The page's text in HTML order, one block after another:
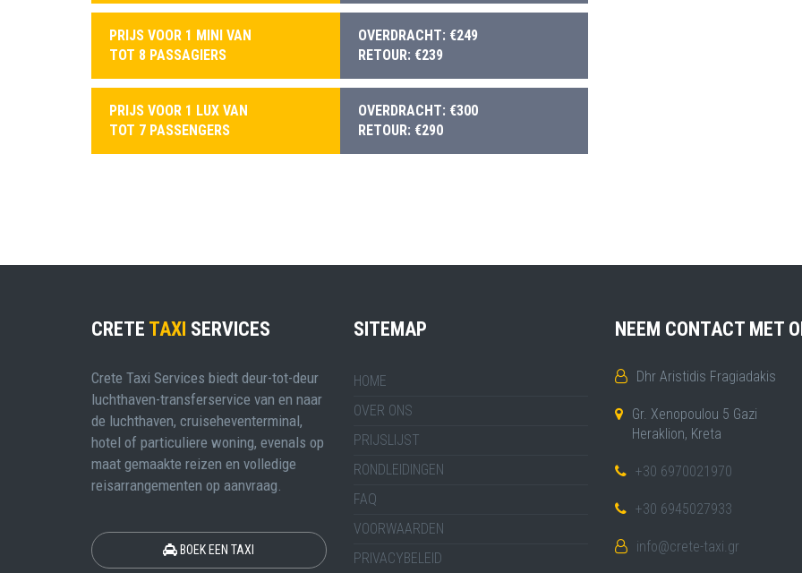
PRIJS VOOR 1 MINI VAN
TOT 8 PASSAGIERS
OVERDRACHT: €249
RETOUR: €239
PRIJS VOOR 1 LUX VAN
TOT 7 PASSENGERS
OVERDRACHT: €300
RETOUR: €290
CRETE TAXI SERVICES
Crete Taxi Services biedt deur-tot-deur
luchthaven-transferservice van en naar
de luchthaven, cruiseheventerminal,
hotel of particuliere woning, evenals op
maat gemaakte reizen en volledige
reisarrangementen op aanvraag.
BOEK EEN TAXI
SITEMAP
HOME
OVER ONS
PRIJSLIJST
RONDLEIDINGEN
FAQ
VOORWAARDEN
PRIVACYBELEID
NEEM CONTACT MET
Dhr Aristidis Fragiadakis
Gr. Xenopoulou 5 Gazi
Heraklion, Kreta
+30 6970021970
+30 6945027933
info@crete-taxi.gr